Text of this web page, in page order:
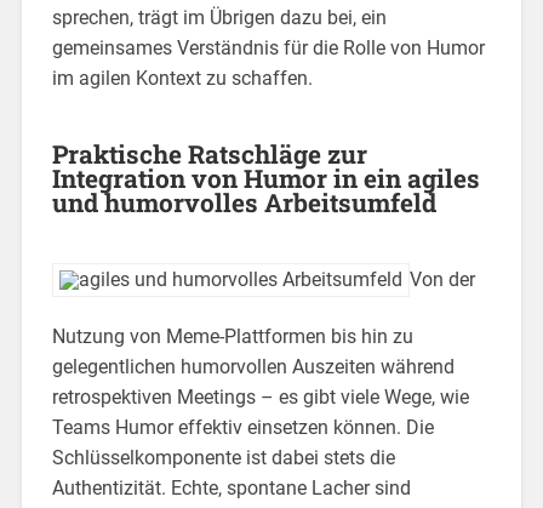
sprechen, trägt im Übrigen dazu bei, ein
gemeinsames Verständnis für die Rolle von Humor
im agilen Kontext zu schaffen.
Praktische Ratschläge zur
Integration von Humor in ein agiles
und humorvolles Arbeitsumfeld
Von der
Nutzung von Meme-Plattformen bis hin zu
gelegentlichen humorvollen Auszeiten während
retrospektiven Meetings – es gibt viele Wege, wie
Teams Humor effektiv einsetzen können. Die
Schlüsselkomponente ist dabei stets die
Authentizität. Echte, spontane Lacher sind